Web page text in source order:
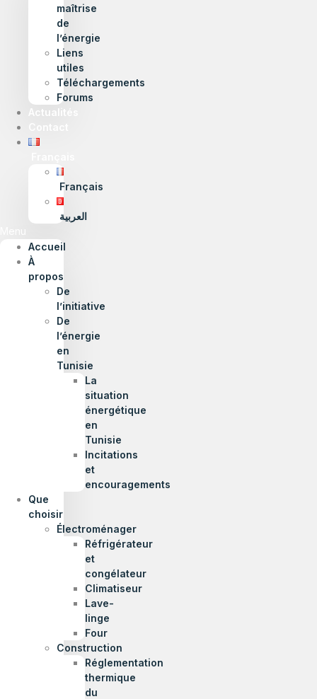
maîtrise
de
l’énergie
Liens
utiles
Téléchargements
Forums
Actualités
Français
العربية
Accueil
À
propos
De
l’initiative
De
l’énergie
en
Tunisie
La
situation
énergétique
en
Tunisie
Incitations
et
encouragements
Que
choisir
Électroménager
Réfrigérateur
et
congélateur
Climatiseur
Lave-
linge
Four
Construction
Réglementation
thermique
du